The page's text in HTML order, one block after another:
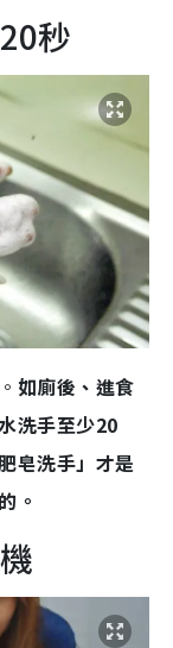
秒
如廁後、進食
洗手至少20
肥皂洗手」才是
。